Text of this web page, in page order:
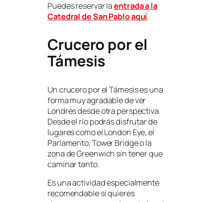
Puedes reservar laentrada a la
Catedral de San Pablo aquí.
Crucero por el
Támesis
Un crucero por el Támesis es una
forma muy agradable de ver
Londres desde otra perspectiva.
Desde el río podrás disfrutar de
lugares como el London Eye, el
Parlamento, Tower Bridge o la
zona de Greenwich sin tener que
caminar tanto.
Es una actividad especialmente
recomendable si quieres